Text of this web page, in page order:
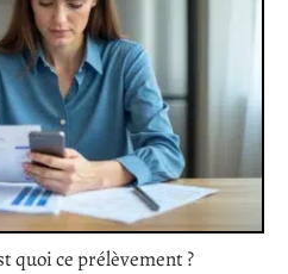
quoi ce prélèvement ?